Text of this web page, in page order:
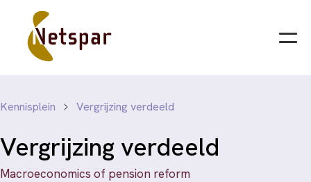
Kennisplein Vergrijzing verdeeld
Vergrijzing verdeeld
Macroeconomics of pension reform